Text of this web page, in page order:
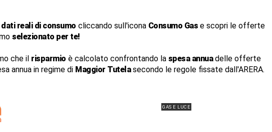
dati reali di consumo cliccando sull'icona Consumo Gas e scopri le offerte
selezionato per te!
che il risparmio è calcolato confrontando la spesa annuadelle offerte
annua in regime di Maggior Tutelasecondo le regole fissate dall'ARERA.
GAS E LUCE